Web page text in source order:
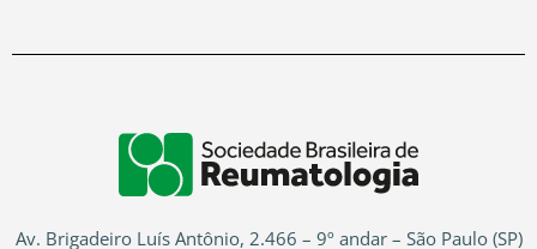
Av. Brigadeiro Luís Antônio, 2.466 – 9º andar – São Paulo (SP)